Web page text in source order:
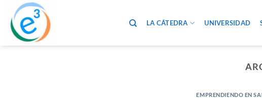
Saltar
contenido
LA CÁTEDRA UNIVERSIDAD
EMPRENDIENDO EN